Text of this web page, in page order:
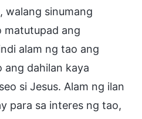
walang sinumang
matutupad ang
alam ng tao ang
ang dahilan kaya
si Jesus. Alam ng ilan
para sa interes ng tao,